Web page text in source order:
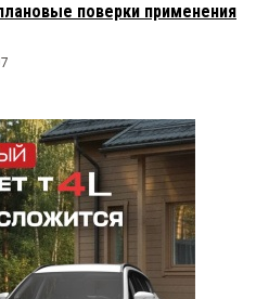
поверки применения